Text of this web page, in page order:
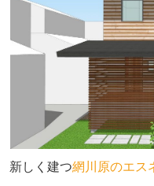
新しく建つ網川原のエス